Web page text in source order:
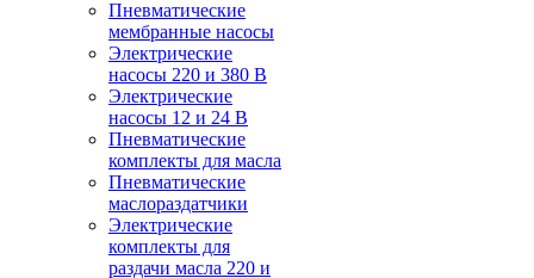
Пневматические
мембранные насосы
Электрические
насосы 220 и 380 В
Электрические
насосы 12 и 24 В
Пневматические
комплекты для масла
Пневматические
маслораздатчики
Электрические
комплекты для
раздачи масла 220 и